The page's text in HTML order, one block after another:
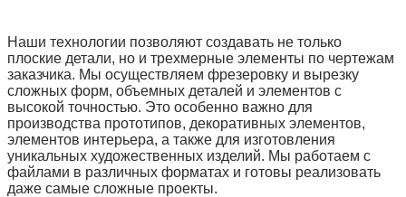
Наши технологии позволяют создавать не только
плоские детали, но и трехмерные элементы по чертежам
заказчика. Мы осуществляем фрезеровку и вырезку
сложных форм, объемных деталей и элементов с
высокой точностью. Это особенно важно для
производства прототипов, декоративных элементов,
элементов интерьера, а также для изготовления
уникальных художественных изделий. Мы работаем с
файлами в различных форматах и готовы реализовать
даже самые сложные проекты.